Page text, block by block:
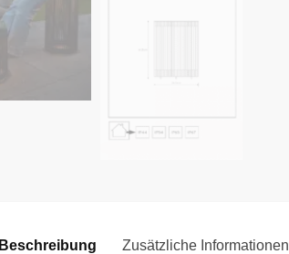
Beschreibung Zusätzliche Informationen